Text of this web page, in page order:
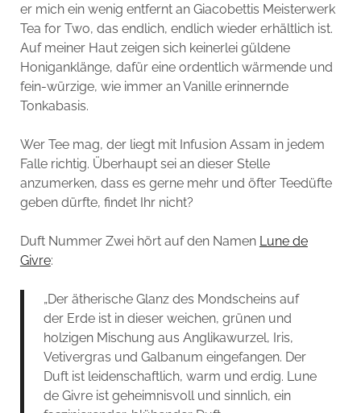
er mich ein wenig entfernt an Giacobettis Meisterwerk
Tea for Two, das endlich, endlich wieder erhältlich ist.
Auf meiner Haut zeigen sich keinerlei güldene
Honiganklänge, dafür eine ordentlich wärmende und
fein-würzige, wie immer an Vanille erinnernde
Tonkabasis.
Wer Tee mag, der liegt mit Infusion Assam in jedem
Falle richtig. Überhaupt sei an dieser Stelle
anzumerken, dass es gerne mehr und öfter Teedüfte
geben dürfte, findet Ihr nicht?
Duft Nummer Zwei hört auf den Namen Lune de
Givre:
„Der ätherische Glanz des Mondscheins auf
der Erde ist in dieser weichen, grünen und
holzigen Mischung aus Anglikawurzel, Iris,
Vetivergras und Galbanum eingefangen. Der
Duft ist leidenschaftlich, warm und erdig. Lune
de Givre ist geheimnisvoll und sinnlich, ein